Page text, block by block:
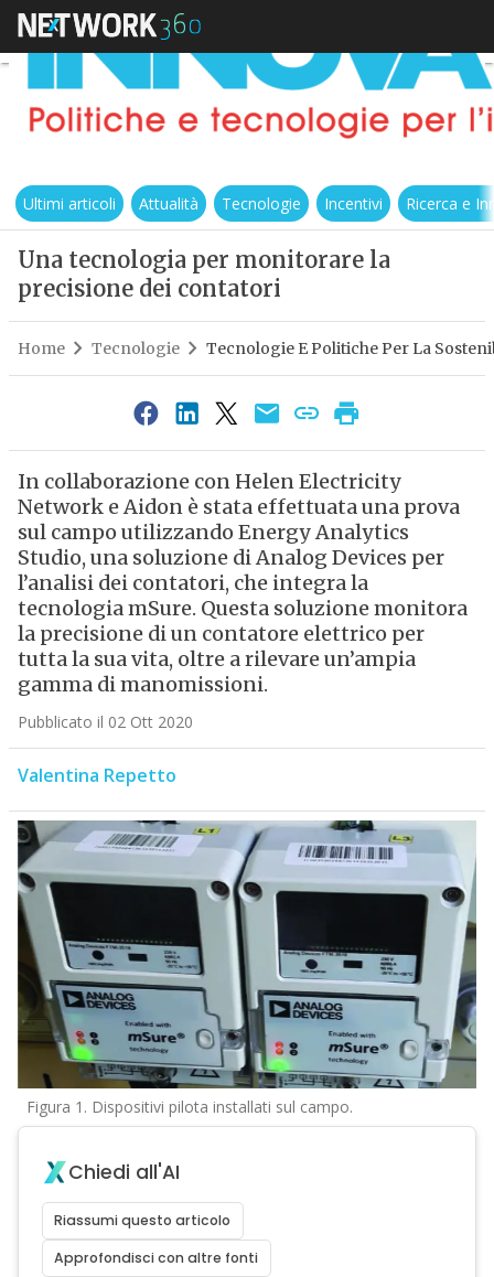
Ultimi articoli Attualità Tecnologie Incentivi Ricerca e
Una tecnologia per monitorare la
precisione dei contatori
Home Tecnologie Tecnologie E Politiche Per La
In collaborazione con Helen Electricity
Network e Aidon è stata effettuata una prova
sul campo utilizzando Energy Analytics
Studio, una soluzione di Analog Devices per
l’analisi dei contatori, che integra la
tecnologia mSure. Questa soluzione monitora
la precisione di un contatore elettrico per
tutta la sua vita, oltre a rilevare un’ampia
gamma di manomissioni.
Pubblicato il 02 Ott 2020
Valentina Repetto
Figura 1. Dispositivi pilota installati sul campo.
Chiedi all'AI
Riassumi questo articolo
Approfondisci con altre fonti